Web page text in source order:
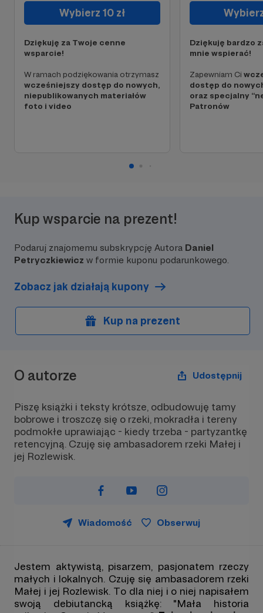
Wybierz 10 zł
Dziękuję za Twoje cenne
wsparcie!
W ramach podziękowania otrzymasz
wcześniejszy dostęp do nowych,
niepublikowanych materiałów
foto i video
Dziękuję bardzo
mnie wspierać!
Zapewniam Ci
dostęp do
oraz specjalny
Patronów
Kup wsparcie na prezent!
Podaruj znajomemu subskrypcję Autora Daniel
Petryczkiewicz w formie kuponu podarunkowego.
Zobacz jak działają kupony
Kup na prezent
O autorze Udostępnij
Piszę książki i teksty krótsze, odbudowuję tamy
bobrowe i troszczę się o rzeki, mokradła i tereny
podmokłe uprawiając - kiedy trzeba - partyzantkę
retencyjną. Czuję się ambasadorem rzeki Małej i
jej Rozlewisk.
Wiadomość Obserwuj
Jestem aktywistą, pisarzem, pasjonatem rzeczy
małych i lokalnych. Czuję się ambasadorem rzeki
Małej i jej Rozlewisk. To dla niej i o niej napisałem
swoją debiutancką książkę: "Mała historia